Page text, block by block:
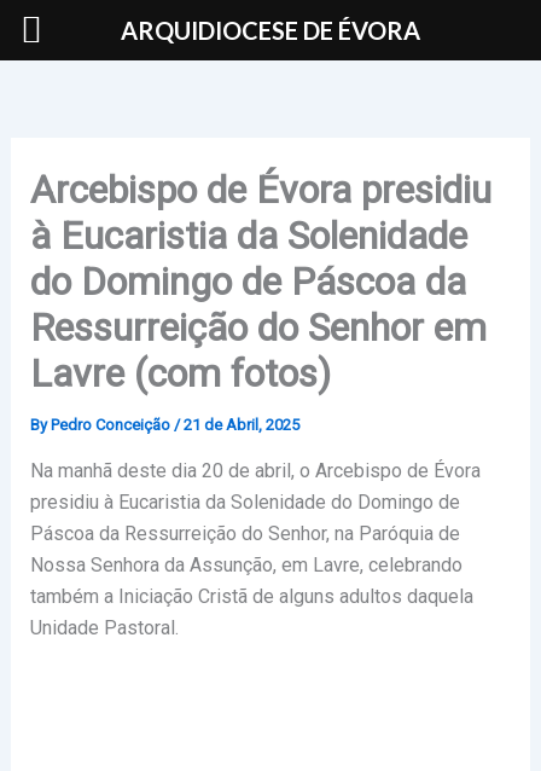
Skip
Arcebispo de Évora presidiu
à Eucaristia da Solenidade
do Domingo de Páscoa da
Ressurreição do Senhor em
Lavre (com fotos)
By Pedro Conceição /21 de Abril, 2025
Na manhã deste dia 20 de abril, o Arcebispo de Évora
presidiu à Eucaristia da Solenidade do Domingo de
Páscoa da Ressurreição do Senhor, na Paróquia de
Nossa Senhora da Assunção, em Lavre, celebrando
também a Iniciação Cristã de alguns adultos daquela
Unidade Pastoral.
ARQUIDIOCESE DE ÉVORA